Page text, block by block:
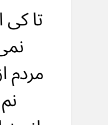
تا کی
مردم